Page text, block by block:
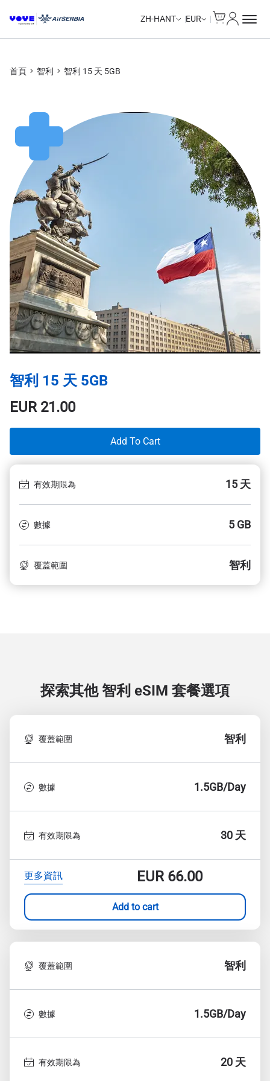
ZH-HANT EUR
首頁 智利 智利 15 天 5GB
智利 15 天 5GB
EUR21.00
Add To Cart
有效期限為 15 天
數據 5 GB
覆蓋範圍 智利
探索其他 智利 eSIM 套餐選項
覆蓋範圍 智利
數據 1.5GB/Day
有效期限為 30 天
更多資訊 EUR66.00
Add to cart
覆蓋範圍 智利
數據 1.5GB/Day
有效期限為 20 天